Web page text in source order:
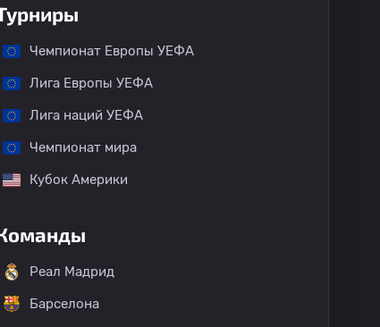
Чемпионат Европы УЕФА
Лига Европы УЕФА
Лига наций УЕФА
Чемпионат мира
Кубок Америки
Реал Мадрид
Барселона